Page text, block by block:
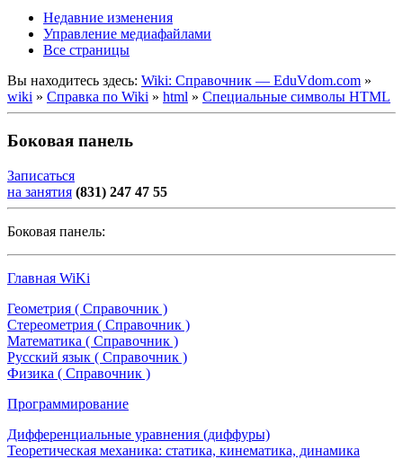
Недавние изменения
Управление медиафайлами
Все страницы
Вы находитесь здесь: Wiki: Справочник — EduVdom.com »
wiki » Справка по Wiki » html » Специальные символы HTML
Боковая панель
Записаться
на занятия (831) 247 47 55
Боковая панель:
Главная WiKi
Геометрия ( Справочник )
Стереометрия ( Справочник )
Математика ( Справочник )
Русский язык ( Справочник )
Физика ( Справочник )
Программирование
Дифференциальные уравнения (диффуры)
Теоретическая механика: статика, кинематика, динамика